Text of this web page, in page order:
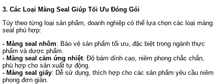
3. Các Loại Màng Seal Giúp Tối Ưu Đóng Gói
Tùy theo từng loại sản phẩm, doanh nghiệp có thể lựa chọn các loại màng
seal phù hợp:
- Màng seal nhôm: Bảo vệ sản phẩm tối ưu, đặc biệt trong ngành thực
phẩm và dược phẩm.
- Màng seal cảm ứng nhiệt: Độ bám dính cao, niêm phong chắc chắn,
phù hợp cho sản xuất tự động.
- Màng seal giấy: Dễ sử dụng, thích hợp cho các sản phẩm yêu cầu niêm
phong đơn giản.